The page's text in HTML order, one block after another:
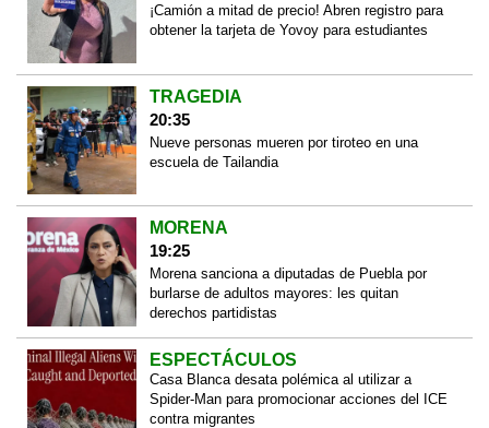
¡Camión a mitad de precio! Abren registro para
obtener la tarjeta de Yovoy para estudiantes
TRAGEDIA
20:35
Nueve personas mueren por tiroteo en una
escuela de Tailandia
MORENA
19:25
Morena sanciona a diputadas de Puebla por
burlarse de adultos mayores: les quitan
derechos partidistas
ESPECTÁCULOS
Casa Blanca desata polémica al utilizar a
Spider-Man para promocionar acciones del ICE
contra migrantes